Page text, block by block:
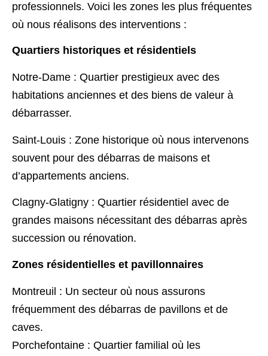
professionnels. Voici les zones les plus fréquentes
où nous réalisons des interventions :
Quartiers historiques et résidentiels
Notre-Dame : Quartier prestigieux avec des
habitations anciennes et des biens de valeur à
débarrasser.
Saint-Louis : Zone historique où nous intervenons
souvent pour des débarras de maisons et
d’appartements anciens.
Clagny-Glatigny : Quartier résidentiel avec de
grandes maisons nécessitant des débarras après
succession ou rénovation.
Zones résidentielles et pavillonnaires
Montreuil : Un secteur où nous assurons
fréquemment des débarras de pavillons et de
caves.
Porchefontaine : Quartier familial où les